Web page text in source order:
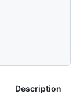
Description